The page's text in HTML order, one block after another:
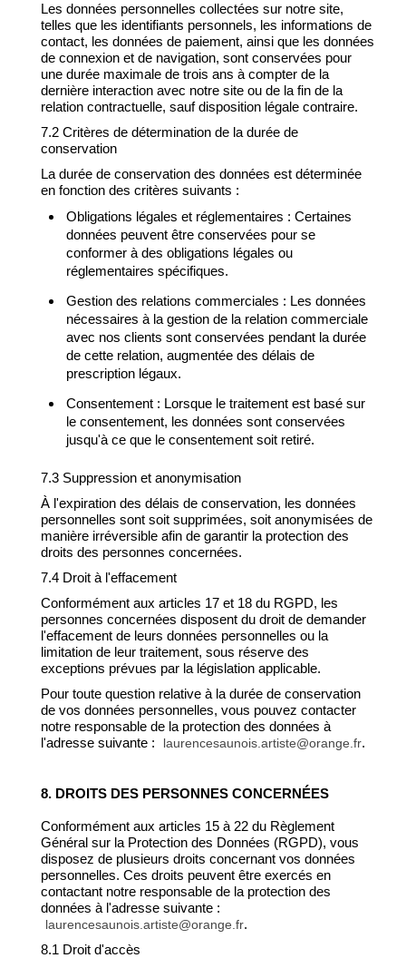
Les données personnelles collectées sur notre site,
telles que les identifiants personnels, les informations de
contact, les données de paiement, ainsi que les données
de connexion et de navigation, sont conservées pour
une durée maximale de trois ans à compter de la
dernière interaction avec notre site ou de la fin de la
relation contractuelle, sauf disposition légale contraire.
7.2 Critères de détermination de la durée de
conservation
La durée de conservation des données est déterminée
en fonction des critères suivants :
Obligations légales et réglementaires : Certaines
données peuvent être conservées pour se
conformer à des obligations légales ou
réglementaires spécifiques.
Gestion des relations commerciales : Les données
nécessaires à la gestion de la relation commerciale
avec nos clients sont conservées pendant la durée
de cette relation, augmentée des délais de
prescription légaux.
Consentement : Lorsque le traitement est basé sur
le consentement, les données sont conservées
jusqu'à ce que le consentement soit retiré.
7.3 Suppression et anonymisation
À l'expiration des délais de conservation, les données
personnelles sont soit supprimées, soit anonymisées de
manière irréversible afin de garantir la protection des
droits des personnes concernées.
7.4 Droit à l'effacement
Conformément aux articles 17 et 18 du RGPD, les
personnes concernées disposent du droit de demander
l'effacement de leurs données personnelles ou la
limitation de leur traitement, sous réserve des
exceptions prévues par la législation applicable.
Pour toute question relative à la durée de conservation
de vos données personnelles, vous pouvez contacter
notre responsable de la protection des données à
l'adresse suivante :
laurencesaunois.artiste@orange.fr.
8. DROITS DES PERSONNES CONCERNÉES
Conformément aux articles 15 à 22 du Règlement
Général sur la Protection des Données (RGPD), vous
disposez de plusieurs droits concernant vos données
personnelles. Ces droits peuvent être exercés en
contactant notre responsable de la protection des
données à l'adresse suivante :
laurencesaunois.artiste@orange.fr.
8.1 Droit d'accès